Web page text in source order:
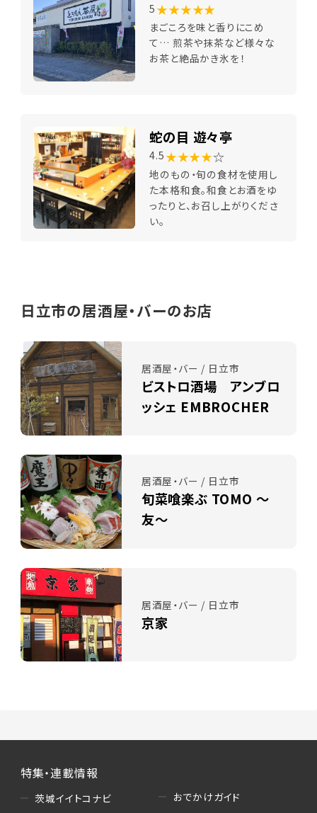
5 ★★★★★
まごころを味と香りにこめ
て… 煎茶や抹茶など様々な
お茶と絶品かき氷を！
蛇の目 遊々亭
4.5 ★★★★☆
地のもの・旬の食材を使用し
た本格和食。和食とお酒をゆ
ったりと、お召し上がりくださ
い。
日立市の居酒屋・バーのお店
居酒屋・バー / 日立市
ビストロ酒場 アンブロ
ッシェ EMBROCHER
居酒屋・バー / 日立市
旬菜喰楽ぶ TOMO ～
友～
居酒屋・バー / 日立市
京家
特集・連載情報
茨城イイトコナビ
おでかけガイド